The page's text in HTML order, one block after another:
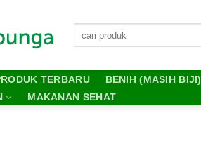
TERBARU BENIH (MASIH BIJI)
MAKANAN SEHAT